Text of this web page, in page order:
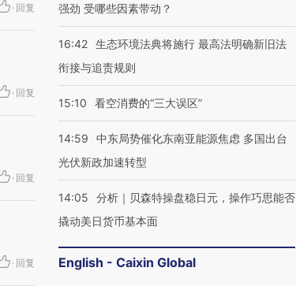
· 回复
· 回复
· 回复
· 回复
强劲 受哪些因素带动？
16:42 生态环境法典将施行 最高法明确新旧法
衔接与追责规则
15:10 看空消费的“三大误区”
14:59
中东局势催化东南亚能源焦虑 多国出台
光伏新政加速转型
14:05
分析｜贝森特操盘稳日元，操作巧思能否
撬动美日货币基本面
English - Caixin Global